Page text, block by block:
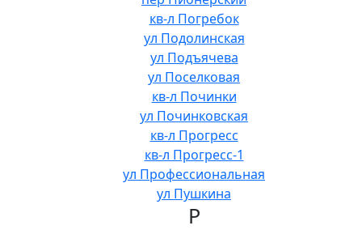
кв-л Погребок
ул Подолинская
ул Подъячева
ул Поселковая
кв-л Починки
ул Починковская
кв-л Прогресс
кв-л Прогресс-1
ул Профессиональная
ул Пушкина
Р